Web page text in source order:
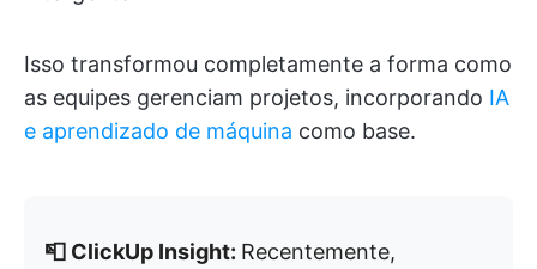
Isso transformou completamente a forma como
as equipes gerenciam projetos, incorporando IA
e aprendizado de máquina como base.
📮 ClickUp Insight: Recentemente,